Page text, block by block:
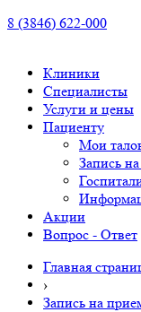
8 (3846) 622-000
Клиники
Специалисты
Услуги и цены
Пациенту
Мои
Запись
Акции
Вопрос - Ответ
Главная
›
Запись на